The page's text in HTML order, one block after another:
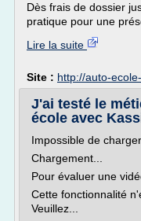
Dès frais de dossier
pratique pour une
Lire la suite
Site : http://auto-
J'ai testé le
école avec
Impossible de
Chargement...
Pour évaluer une
Cette fonctionnalité
Veuillez...